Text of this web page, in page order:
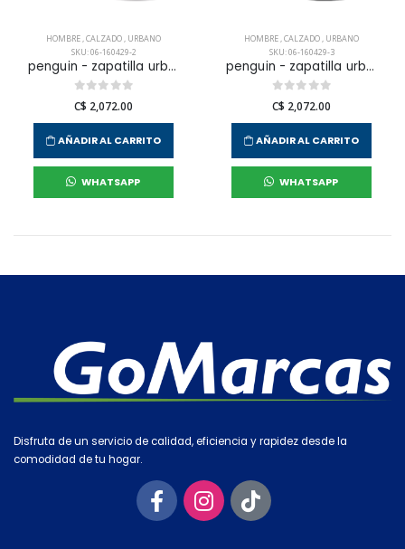
HOMBRE,CALZADO, URBANO
SKU: 06-160429-2
penguin - zapatilla urbana terrest para hombre
C$ 2,072.00
AÑADIR AL CARRITO
WHATSAPP
HOMBRE,CALZADO, URBANO
SKU: 06-160429-3
penguin - zapatilla urbana terrest para hombre
C$ 2,072.00
AÑADIR AL CARRITO
WHATSAPP
Disfruta de un servicio de calidad, eficiencia y rapidez desde la
comodidad de tu hogar.